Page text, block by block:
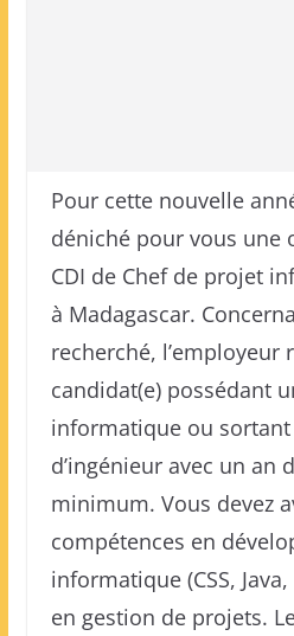
Pour cette nouvelle
déniché pour vous une
CDI de Chef de projet
à Madagascar.
recherché, l’employeur
candidat(e) possédant
informatique ou sortant
d’ingénieur avec un an
minimum. Vous devez
compétences en
informatique (CSS,
en gestion de projets.